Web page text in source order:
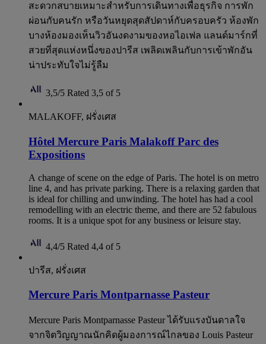
สะดวกสบายเหมาะสำหรับการเดินทางเพื่อธุรกิจ การพัก
ผ่อนกับคนรัก หรือวันหยุดสุดสัปดาห์กับครอบครัว ห้องพัก
บางห้องมองเห็นวิวอันงดงามของหอไอเฟล แลนด์มาร์กที่
สวยที่สุดแห่งหนึ่งของปารีส เพลิดเพลินกับการเข้าพักอัน
น่าประทับใจไม่รู้ลืม
3,5/5 Rated 3,5 of 5
MALAKOFF, ฝรั่งเศส
Hôtel Mercure Paris Malakoff Parc des
Expositions
A change of scene on the edge of Paris. The hotel is on metro
line 4, and has private parking. There is a relaxing garden that
is ideal for chilling and unwinding. The hotel has had a cool
remodelling with an electric theme, and there are 52 fabulous
rooms. It is a unique spot for any business or leisure stay.
4,4/5 Rated 4,4 of 5
ปารีส, ฝรั่งเศส
Mercure Paris Montparnasse Pasteur
Mercure Paris Montparnasse Pasteur ได้รับแรงบันดาลใจ
จากจิตวิญญาณนักคิดผู้มองการณ์ไกลของ Louis Pasteur